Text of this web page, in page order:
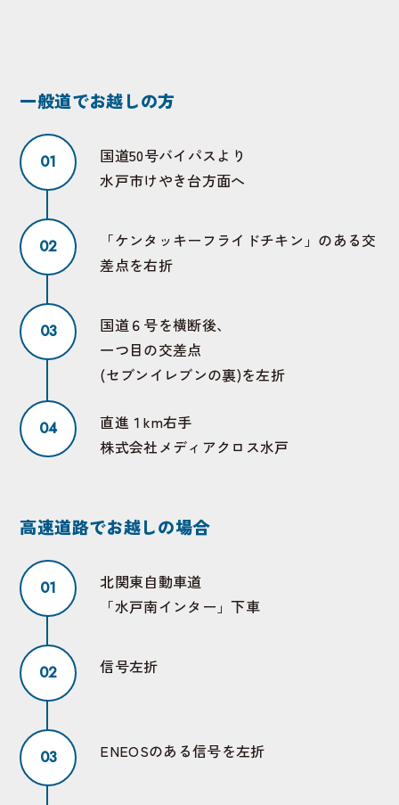
一般道でお越しの方
国道50号バイパスより
水戸市けやき台方面へ
「ケンタッキーフライドチキン」のある交
差点を右折
国道６号を横断後、
一つ目の交差点
(セブンイレブンの裏)を左折
直進１km右手
株式会社メディアクロス水戸
高速道路でお越しの場合
北関東自動車道
「水戸南インター」下車
信号左折
ENEOSのある信号を左折